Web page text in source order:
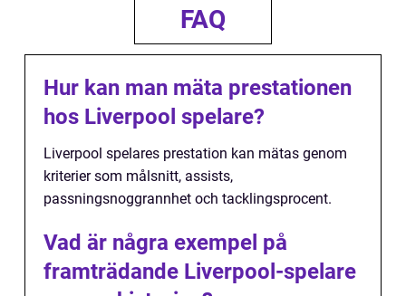
FAQ
Hur kan man mäta prestationen
hos Liverpool spelare?
Liverpool spelares prestation kan mätas genom
kriterier som målsnitt, assists,
passningsnoggrannhet och tacklingsprocent.
Vad är några exempel på
framträdande Liverpool-spelare